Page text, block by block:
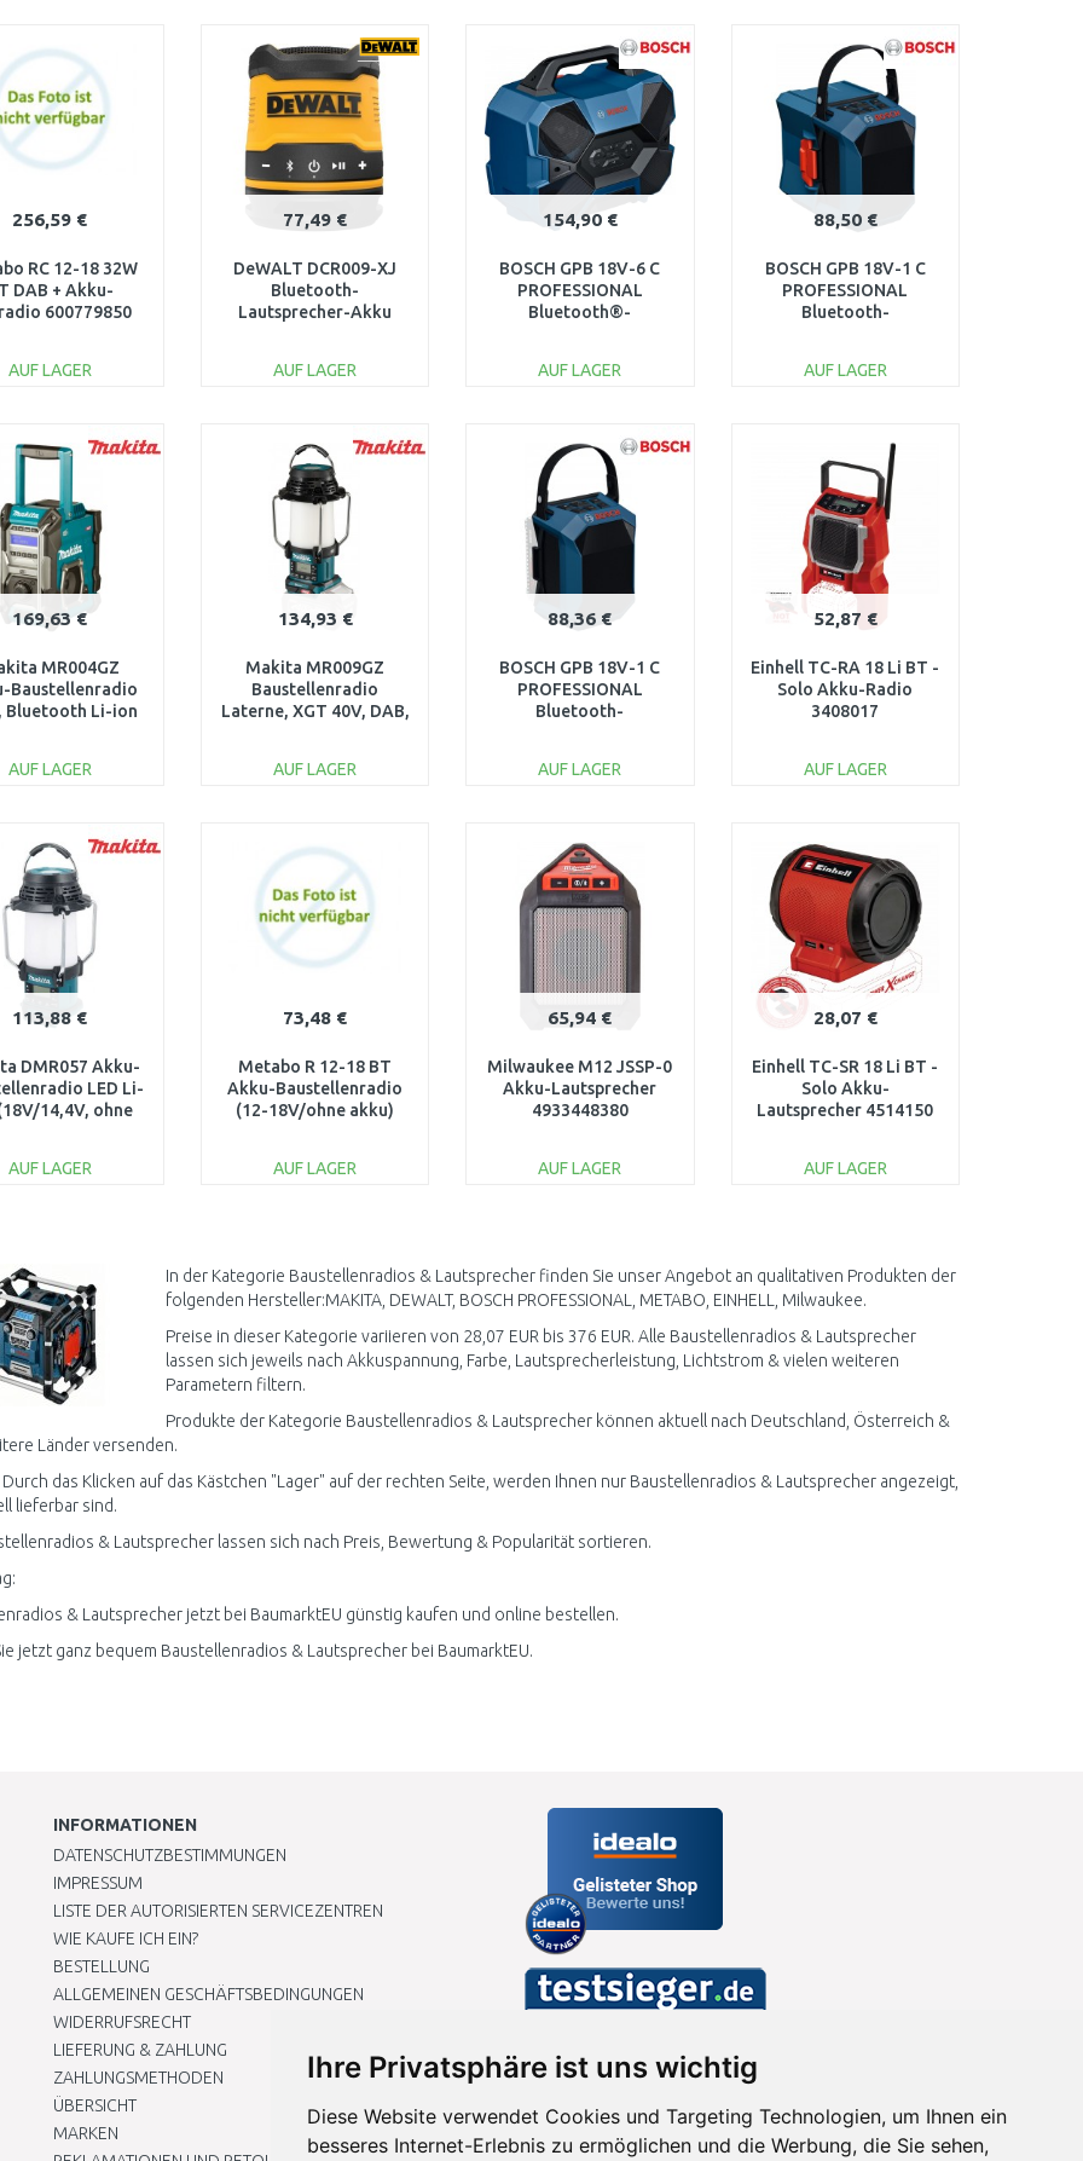
Ihre Privatsphäre ist uns wichtig
Diese Website verwendet Cookies und Targeting Technologien, um Ihnen ein
besseres Internet-Erlebnis zu ermöglichen und die Werbung, die Sie sehen,
Vergleichen Vergleichen Vergleichen Vergleichen
256,59 €
RC 12-18 32W
DAB + Akku-
600779850
AUF LAGER
77,49 €
DeWALT DCR009-XJ
Bluetooth-
Lautsprecher-Akku
AUF LAGER
Vergleichen
154,90 €
BOSCH GPB 18V-6 C
PROFESSIONAL
Bluetooth®-
AUF LAGER
Vergleichen
88,50 €
BOSCH GPB 18V-1 C
PROFESSIONAL
Bluetooth-
AUF LAGER
Vergleichen
169,63 €
MR004GZ
Baustellenradio
Bluetooth Li-ion
AUF LAGER
Vergleichen
134,93 €
Makita MR009GZ
Baustellenradio
Laterne, XGT 40V, DAB,
AUF LAGER
Vergleichen
88,36 €
BOSCH GPB 18V-1 C
PROFESSIONAL
Bluetooth-
AUF LAGER
Vergleichen
52,87 €
Einhell TC-RA 18 Li BT -
Solo Akku-Radio
3408017
AUF LAGER
Vergleichen
113,88 €
DMR057 Akku-
LED Li-
14,4V, ohne
AUF LAGER
Vergleichen
73,48 €
Metabo R 12-18 BT
Akku-Baustellenradio
(12-18V/ohne akku)
AUF LAGER
Vergleichen
65,94 €
Milwaukee M12 JSSP-0
Akku-Lautsprecher
4933448380
AUF LAGER
Vergleichen
28,07 €
Einhell TC-SR 18 Li BT -
Solo Akku-
Lautsprecher 4514150
AUF LAGER
Vergleichen
In der Kategorie Baustellenradios & Lautsprecher finden Sie unser Angebot an qualitativen Produkten der
folgenden Hersteller:MAKITA, DEWALT, BOSCH PROFESSIONAL, METABO, EINHELL, Milwaukee.
Preise in dieser Kategorie variieren von 28,07 EUR bis 376 EUR. Alle Baustellenradios & Lautsprecher
lassen sich jeweils nach Akkuspannung, Farbe, Lautsprecherleistung, Lichtstrom & vielen weiteren
Parametern filtern.
Produkte der Kategorie Baustellenradios & Lautsprecher können aktuell nach Deutschland, Österreich &
Länder versenden.
Durch das Klicken auf das Kästchen "Lager" auf der rechten Seite, werden Ihnen nur Baustellenradios & Lautsprecher angezeigt,
lieferbar sind.
& Lautsprecher lassen sich nach Preis, Bewertung & Popularität sortieren.
& Lautsprecher jetzt bei BaumarktEU günstig kaufen und online bestellen.
jetzt ganz bequem Baustellenradios & Lautsprecher bei BaumarktEU.
INFORMATIONEN
DATENSCHUTZBESTIMMUNGEN
IMPRESSUM
LISTE DER AUTORISIERTEN SERVICEZENTREN
WIE KAUFE ICH EIN?
BESTELLUNG
ALLGEMEINEN GESCHÄFTSBEDINGUNGEN
WIDERRUFSRECHT
LIEFERUNG & ZAHLUNG
ZAHLUNGSMETHODEN
ÜBERSICHT
MARKEN